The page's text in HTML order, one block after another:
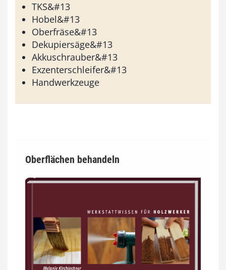
TKS&#13
Hobel&#13
Oberfräse&#13
Dekupiersäge&#13
Akkuschrauber&#13
Exzenterschleifer&#13
Handwerkzeuge
Oberflächen behandeln